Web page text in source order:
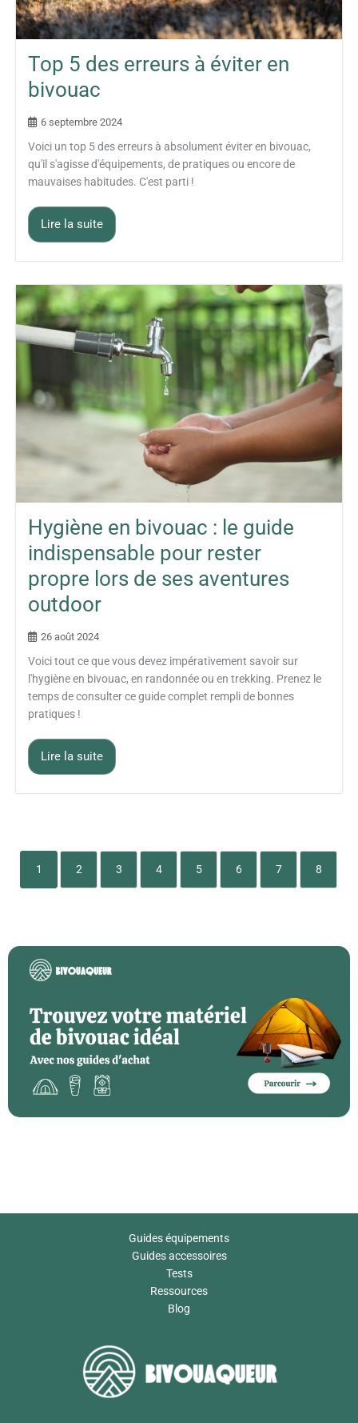
Top 5 des erreurs à éviter en
bivouac
6 septembre 2024
Voici un top 5 des erreurs à absolument éviter en bivouac,
qu'il s'agisse d'équipements, de pratiques ou encore de
mauvaises habitudes. C'est parti !
Lire la suite
Hygiène en bivouac : le guide
indispensable pour rester
propre lors de ses aventures
outdoor
26 août 2024
Voici tout ce que vous devez impérativement savoir sur
l'hygiène en bivouac, en randonnée ou en trekking. Prenez le
temps de consulter ce guide complet rempli de bonnes
pratiques !
Lire la suite
1 2 3 4 5 6 7 8
Guides équipements
Guides accessoires
Tests
Ressources
Blog